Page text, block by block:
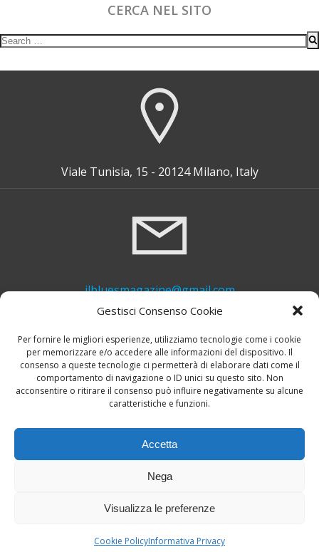
Gestisci Consenso Cookie
Per fornire le migliori esperienze, utilizziamo tecnologie come i cookie
per memorizzare e/o accedere alle informazioni del dispositivo. Il
consenso a queste tecnologie ci permetterà di elaborare dati come il
comportamento di navigazione o ID unici su questo sito. Non
acconsentire o ritirare il consenso può influire negativamente su alcune
caratteristiche e funzioni.
Accetta
Nega
Visualizza le preferenze
Cookie PolicyInformativa Privacy
CERCA NEL SITO
Search
Viale Tunisia, 15 - 20124 Milano, Italy
ilbluesmagazine@gmail.com
+39 339 748 6635
© 2026 Il Blues Magazine. Powered by